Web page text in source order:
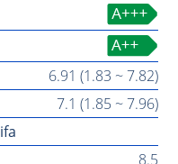
6.91 (1.83 ~ 7.82)
7.1 (1.85 ~ 7.96)
8.5